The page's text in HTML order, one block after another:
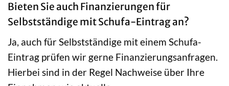
Bieten Sie auch Finanzierungen für
Selbstständige mit Schufa-Eintrag an?
Ja, auch für Selbstständige mit einem Schufa-
Eintrag prüfen wir gerne Finanzierungsanfragen.
Hierbei sind in der Regel Nachweise über Ihre